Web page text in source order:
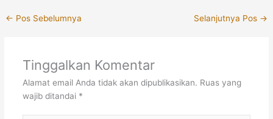
← Pos Sebelumnya Selanjutnya Pos →
Tinggalkan Komentar
Alamat email Anda tidak akan dipublikasikan. Ruas yang
wajib ditandai *